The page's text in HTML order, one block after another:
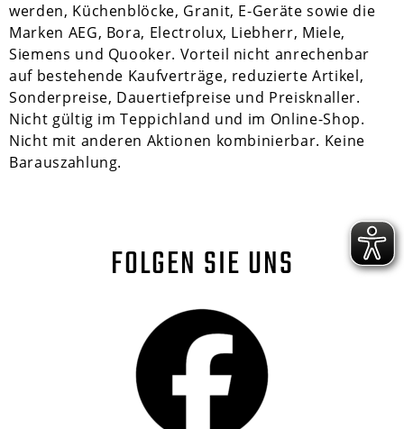
werden, Küchenblöcke, Granit, E-Geräte sowie die
Marken AEG, Bora, Electrolux, Liebherr, Miele,
Siemens und Quooker. Vorteil nicht anrechenbar
auf bestehende Kaufverträge, reduzierte Artikel,
Sonderpreise, Dauertiefpreise und Preisknaller.
Nicht gültig im Teppichland und im Online-Shop.
Nicht mit anderen Aktionen kombinierbar. Keine
Barauszahlung.
FOLGEN SIE UNS